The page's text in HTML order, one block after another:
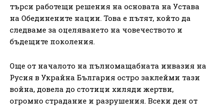
търси работещи решения на основата на Устава
на Обединените нации. Това е пътят, който да
следваме за оцеляването на човечеството и
бъдещите поколения.
Още от началото на пълномащабната инвазия на
Русия в Украйна България остро заклейми тази
война, довела до стотици хиляди жертви,
огромно страдание и разрушения. Всеки ден от